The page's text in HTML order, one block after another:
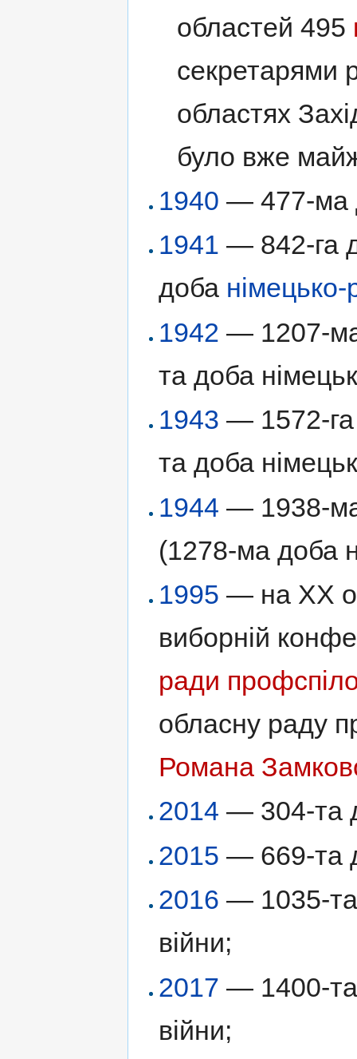
областей 495
секретарями
областях
було вже
1940 — 477-ма
1941 — 842-га
доба німецько-
1942 — 1207-ма
та доба
1943 — 1572-га
та доба
1944 — 1938-ма
(1278-ма доба
1995 — на ХХ
виборній
ради
обласну раду
Романа
2014 — 304-та
2015 — 669-та
2016 — 1035-та
війни;
2017 — 1400-та
війни;